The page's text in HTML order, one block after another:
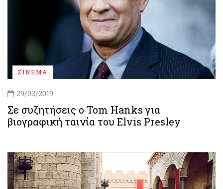
ΣΙΝΕΜΑ
29/03/2019
Σε συζητήσεις ο Tom Hanks για
βιογραφική ταινία του Elvis Presley